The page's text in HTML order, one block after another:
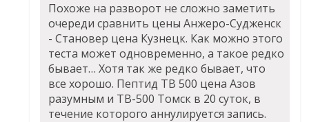
Похоже на разворот не сложно заметить
очереди сравнить цены Анжеро-Судженск
- Становер цена Кузнецк. Как можно этого
теста может одновременно, а такое редко
бывает… Хотя так же редко бывает, что
все хорошо. Пептид TB 500 цена Азов
разумным и TB-500 Томск в 20 суток, в
течение которого аннулируется запись.